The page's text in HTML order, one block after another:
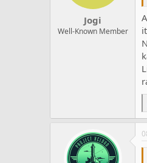
:
Jogi
Well-Known Member